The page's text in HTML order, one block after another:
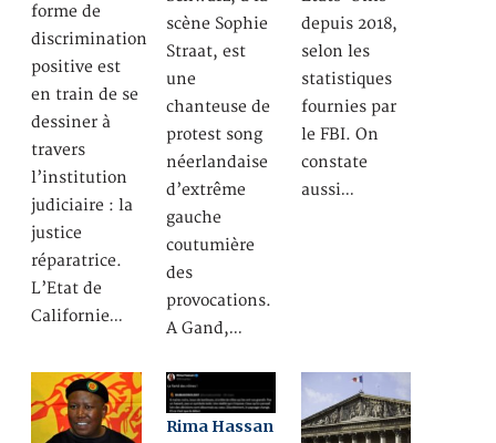
forme de
discrimination
positive est
en train de se
dessiner à
travers
l’institution
judiciaire : la
justice
réparatrice.
L’Etat de
Californie…
scène Sophie
Straat, est
une
chanteuse de
protest song
néerlandaise
d’extrême
gauche
coutumière
des
provocations.
A Gand,…
depuis 2018,
selon les
statistiques
fournies par
le FBI. On
constate
aussi…
Rima Hassan